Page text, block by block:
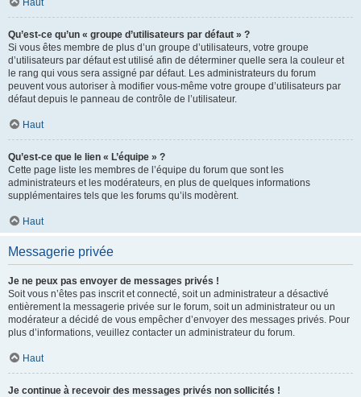
Haut
Qu’est-ce qu’un « groupe d’utilisateurs par défaut » ?
Si vous êtes membre de plus d’un groupe d’utilisateurs, votre groupe
d’utilisateurs par défaut est utilisé afin de déterminer quelle sera la couleur et
le rang qui vous sera assigné par défaut. Les administrateurs du forum
peuvent vous autoriser à modifier vous-même votre groupe d’utilisateurs par
défaut depuis le panneau de contrôle de l’utilisateur.
Haut
Qu’est-ce que le lien « L’équipe » ?
Cette page liste les membres de l’équipe du forum que sont les
administrateurs et les modérateurs, en plus de quelques informations
supplémentaires tels que les forums qu’ils modèrent.
Haut
Messagerie privée
Je ne peux pas envoyer de messages privés !
Soit vous n’êtes pas inscrit et connecté, soit un administrateur a désactivé
entièrement la messagerie privée sur le forum, soit un administrateur ou un
modérateur a décidé de vous empêcher d’envoyer des messages privés. Pour
plus d’informations, veuillez contacter un administrateur du forum.
Haut
Je continue à recevoir des messages privés non sollicités !